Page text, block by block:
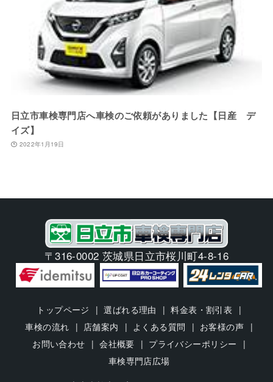
日立市車検専門店へ車検のご依頼がありました【日産 デ
イズ】
2022年1月19日
〒316-0002 茨城県日立市桜川町4-8-16
トップページ 選ばれる理由
料金表・割引表
車検の流れ
店舗案内 よくある質問
お客様の声
お問い合わせ
会社概要
プライバシーポリシー
車検専門店広場